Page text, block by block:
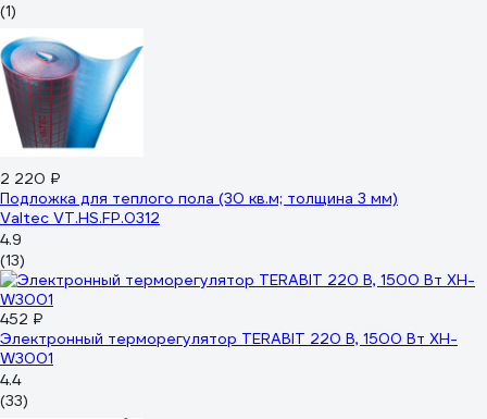
(1)
2 220 ₽
Подложка для теплого пола (30 кв.м; толщина 3 мм)
Valtec VT.HS.FP.0312
4.9
(13)
452 ₽
Электронный терморегулятор TERABIT 220 В, 1500 Вт XH-
W3001
4.4
(33)